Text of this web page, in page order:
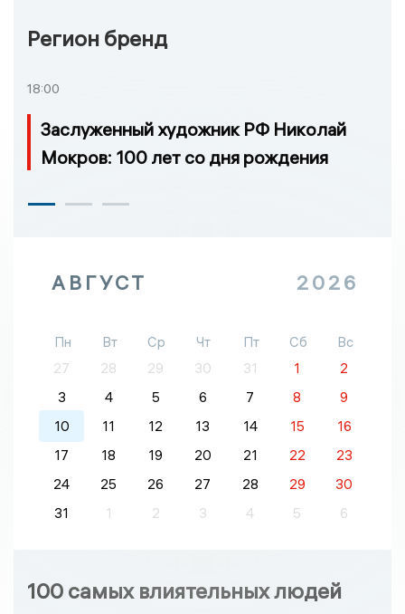
Регион бренд
18:00
Заслуженный художник РФ Николай
Мокров: 100 лет со дня рождения
АВГУСТ 2026
Пн Вт Ср Чт Пт Сб
Вс
27
28 29 30 31 1
2
3
4 5 6 7 8
9
10
11 12 13 14 15
16
17
18 19 20 21 22
23
24
25 26 27 28 29
30
31
1 2 3 4 5 6
100 самых влиятельных людей